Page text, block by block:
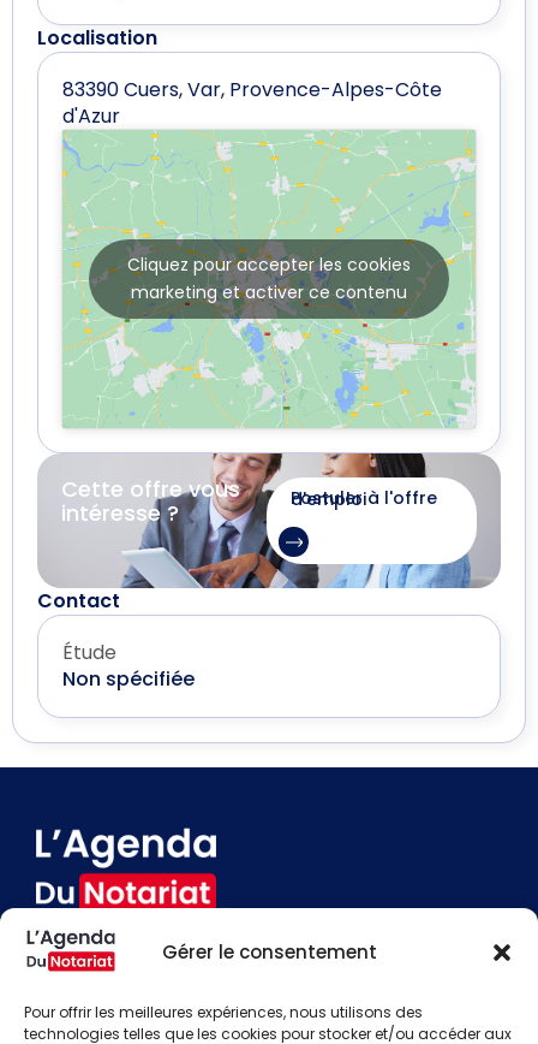
Gérer le consentement
Pour offrir les meilleures expériences, nous utilisons des
technologies telles que les cookies pour stocker et/ou accéder aux
Localisation
83390 Cuers, Var, Provence-Alpes-Côte
d'Azur
Cliquez pour accepter les cookies
marketing et activer ce contenu
Cette offre vous
intéresse ?
Postuler à l'offre d'emploi
Contact
Étude
Non spécifiée
Contact
Besoin d'aide